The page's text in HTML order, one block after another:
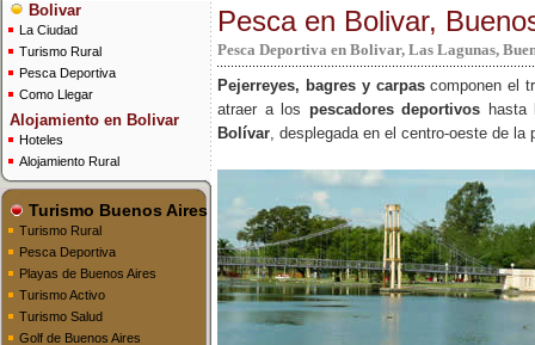
Bolivar
La Ciudad
Turismo Rural
Pesca Deportiva
Como Llegar
Alojamiento en Bolivar
Hoteles
Alojamiento Rural
Turismo Buenos Aires
Turismo Rural
Pesca Deportiva
Playas de Buenos Aires
Turismo Activo
Turismo Salud
Golf de Buenos Aires
Pesca en Bolivar,
Pesca Deportiva en Bolivar, Las Lagunas,
Pejerreyes, bagres y carpascomponen el
atraer a los pescadores deportivos hasta
Bolívar, desplegada en el centro-oeste de la